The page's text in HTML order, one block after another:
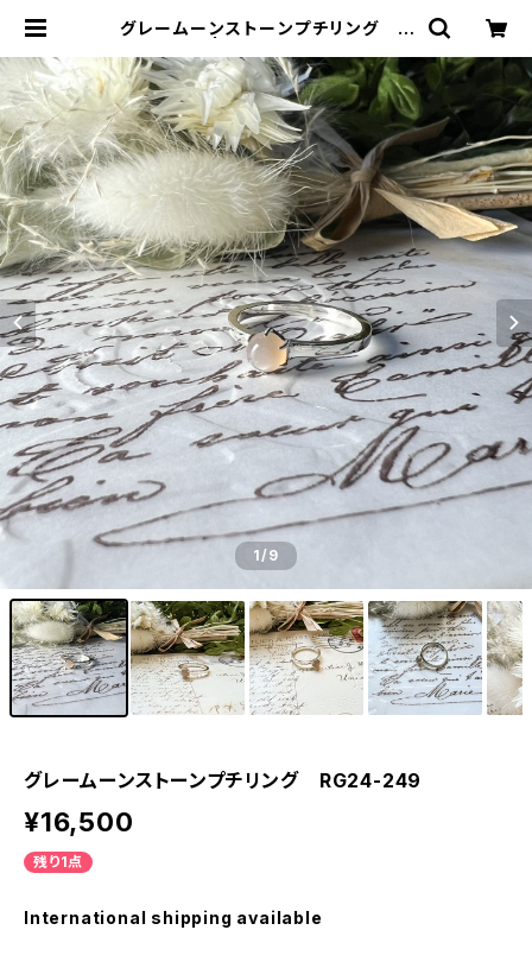
グレームーンストーンプチリング R
Y
1/9
グレームーンストーンプチリング RG24-249
¥16,500
残り1点
International shipping available